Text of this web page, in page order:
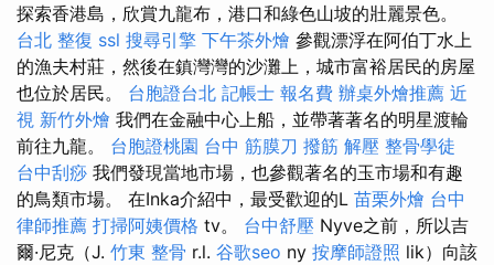
探索香港島，欣賞九龍布，港口和綠色山坡的壯麗景色。
台北 整復 ssl 搜尋引擎 下午茶外燴 參觀漂浮在阿伯丁水上
的漁夫村莊，然後在鎮灣灣的沙灘上，城市富裕居民的房屋
也位於居民。 台胞證台北 記帳士 報名費 辦桌外燴推薦 近
視 新竹外燴 我們在金融中心上船，並帶著著名的明星渡輪
前往九龍。 台胞證桃園 台中 筋膜刀 撥筋 解壓 整骨學徒
台中刮痧 我們發現當地市場，也參觀著名的玉市場和有趣
的鳥類市場。 在Inka介紹中，最受歡迎的L 苗栗外燴 台中
律師推薦 打掃阿姨價格 tv。 台中舒壓 Nyve之前，所以吉
爾·尼克（J. 竹東 整骨 r.l. 谷歌seo ny 按摩師證照 lik）向該